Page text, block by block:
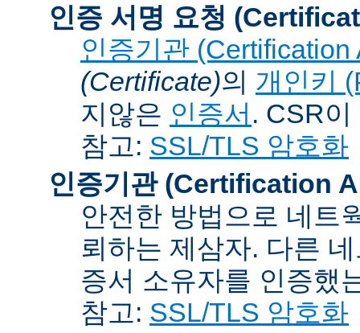
인증 서명 요청
인증기관 (Certification
(Certificate)의 개인키
지않은 인증서 . CSR
참고: SSL/TLS 암호화
인증기관 (Certification
안전한 방법으로 네트
뢰하는 제삼자. 다른
증서 소유자를 인증했
참고: SSL/TLS 암호화